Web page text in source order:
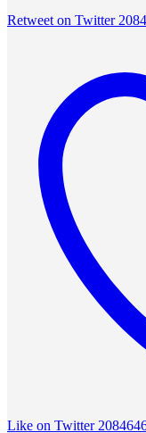
Retweet on Twitter
Like on Twitter